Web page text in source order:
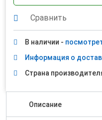
Сравнить
В наличии -
Информация о
Страна
Описание